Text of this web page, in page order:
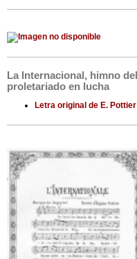
La Internacional, himno del
proletariado en lucha
Letra original de E. Pottier